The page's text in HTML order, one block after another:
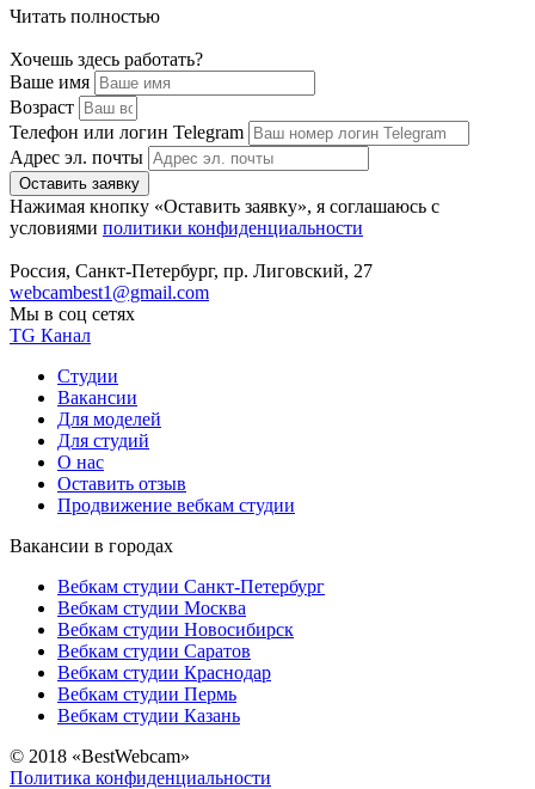
Читать полностью
Хочешь здесь работать?
Ваше имя
Возраст
Телефон или логин Telegram
Адрес эл. почты
Оставить заявку
Нажимая кнопку «Оставить заявку», я соглашаюсь с
условиями политики конфиденциальности
Россия, Санкт-Петербург, пр. Лиговский, 27
webcambest1@gmail.com
Мы в соц сетях
TG Канал
Студии
Вакансии
Для моделей
Для студий
О нас
Оставить отзыв
Продвижение вебкам студии
Вакансии в городах
Вебкам студии Санкт-Петербург
Вебкам студии Москва
Вебкам студии Новосибирск
Вебкам студии Саратов
Вебкам студии Краснодар
Вебкам студии Пермь
Вебкам студии Казань
© 2018 «BestWebcam»
Политика конфиденциальности